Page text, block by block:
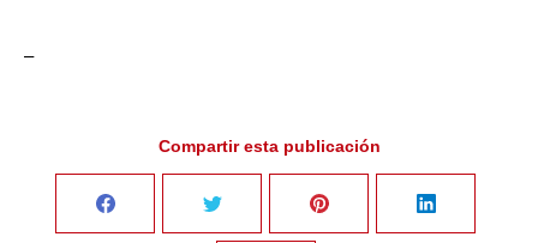
–
Compartir esta publicación
Share Share Share